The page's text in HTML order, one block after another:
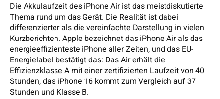
Die Akkulaufzeit des iPhone Air ist das meistdiskutierte
Thema rund um das Gerät. Die Realität ist dabei
differenzierter als die vereinfachte Darstellung in vielen
Kurzberichten. Apple bezeichnet das iPhone Air als das
energieeffizienteste iPhone aller Zeiten, und das EU-
Energielabel bestätigt das: Das Air erhält die
Effizienzklasse A mit einer zertifizierten Laufzeit von 40
Stunden, das iPhone 16 kommt zum Vergleich auf 37
Stunden und Klasse B.